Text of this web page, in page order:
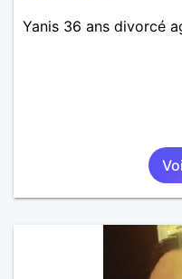
Yanis 36 ans divorcé